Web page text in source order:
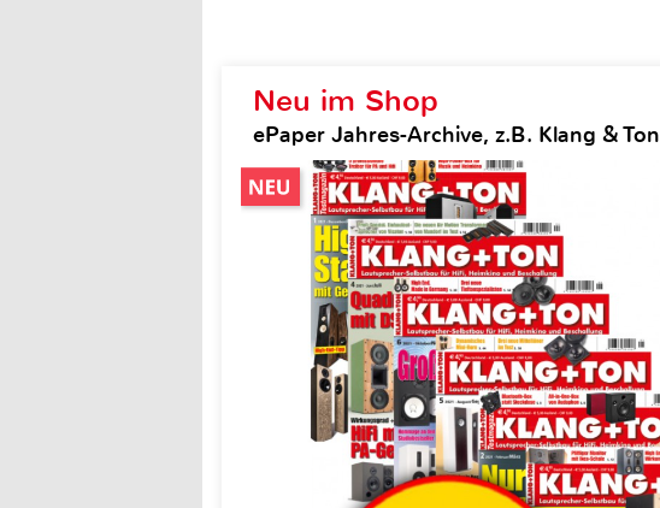
Neu im Shop
ePaper Jahres-Archive, z.B. Klang & Ton